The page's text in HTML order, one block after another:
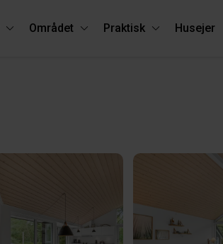
Området Praktisk Husejer